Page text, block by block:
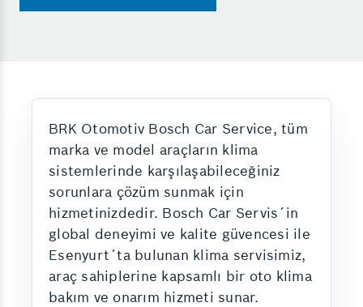
BRK Otomotiv Bosch Car Service, tüm
marka ve model araçların klima
sistemlerinde karşılaşabileceğiniz
sorunlara çözüm sunmak için
hizmetinizdedir. Bosch Car Servis´in
global deneyimi ve kalite güvencesi ile
Esenyurt´ta bulunan klima servisimiz,
araç sahiplerine kapsamlı bir oto klima
bakım ve onarım hizmeti sunar.